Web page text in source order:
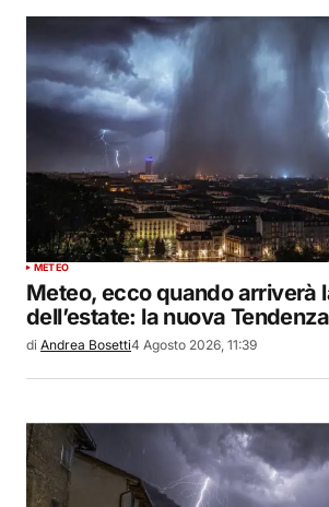
METEO
Meteo, ecco quando arriverà
dell’estate: la nuova
di Andrea Bosetti4 Agosto 2026, 11:39